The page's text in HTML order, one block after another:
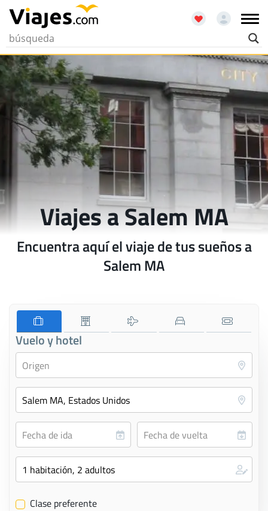
Viajes a Salem MA
Encuentra aquí el viaje de tus sueños a
Salem MA
Vuelo y hotel
✔ Clase preferente